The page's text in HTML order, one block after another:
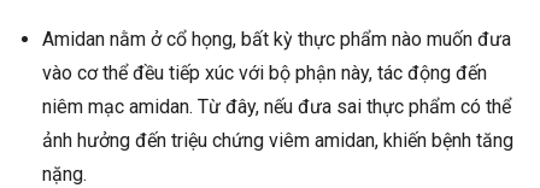
Amidan nằm ở cổ họng, bất kỳ thực phẩm nào muốn đưa
vào cơ thể đều tiếp xúc với bộ phận này, tác động đến
niêm mạc amidan. Từ đây, nếu đưa sai thực phẩm có thể
ảnh hưởng đến triệu chứng viêm amidan, khiến bệnh tăng
nặng.